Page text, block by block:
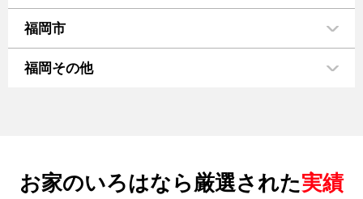
福岡市
福岡その他
お家のいろはなら厳選された実績